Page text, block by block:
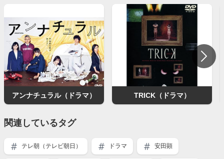
アンナチュラル（ドラマ） TRICK（ドラマ）
関連しているタグ
テレ朝（テレビ朝日） ドラマ 安田顕